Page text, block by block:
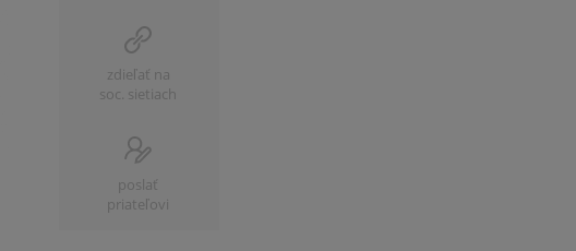
zdieľať na
soc. sietiach
poslať
priateľovi